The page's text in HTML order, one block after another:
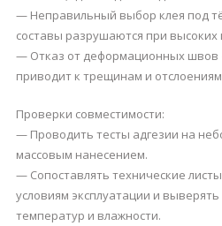
— Неправильный выбор клея под
составы разрушаются при высоких
— Отказ от деформационных швов
приводит к трещинам и
Проверки совместимости:
— Проводить тесты адгезии на
массовым нанесением.
— Сопоставлять технические
условиям эксплуатации и
температур и влажности.